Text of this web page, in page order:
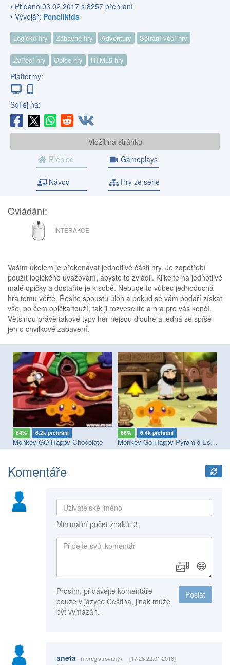
• Přidáno 03.02.2017 s 8257 přehrání
• Vývojář: Pencilkids
Logické hry Zábavné hry Adventury Sbírání věcí hry
Zvířecí hry Opice hry HTML5 hry
Platformy:
Sdílej na:
Vložit na stránku
Přehled
Gameplays
Návod Hry ze série
Ovládání:
MYŠ
INTERAKCE
Vaším úkolem je překonávat jednotlivé části hry. Je zapotřebí
použít logického uvažování, abyste to zvládli. Klikejte na jednotlivé
malé opičky a dostaňte je k sobě. Nebude to vůbec jednoduchá
hra tomu věřte. Řešíte spoustu úloh a pokud se vám podaří získat
vše, po čem opička touží, tak ji rozveselíte a hra pro vás končí.
Většinou právě takové typy her nejsou dlouhé a jedná se spíše
jen o chvilkové zabavení.
84% 6.2k přehrání
Monkey GO Happy Chocolate
86% 6.4k přehrání
Monkey Go Happy Pyramid Escape
Komentáře
Minimální počet znaků: 3
😄
Poslat
Prosím, přidávejte komentáře
pouze v jazyce Čeština, jinak může
být vymazán.
aneta (neregistrovaný) [17:28 22.01.2018]